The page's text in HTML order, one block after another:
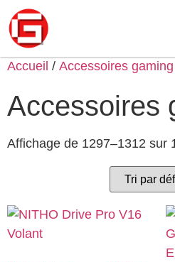
Accueil / Accessoires gaming
Accessoires
Affichage de 1297–1312 sur